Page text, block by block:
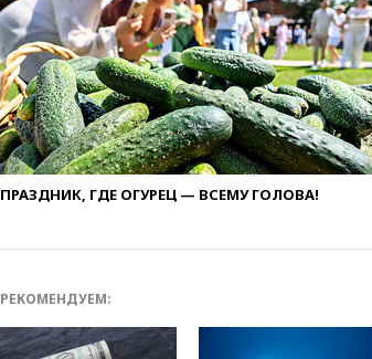
ПРАЗДНИК, ГДЕ ОГУРЕЦ — ВСЕМУ ГОЛОВА!
РЕКОМЕНДУЕМ: